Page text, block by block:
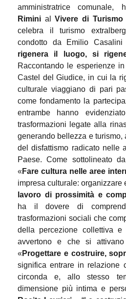
amministratrice comunale,
Rimini alVivere di Turismo
celebra il turismo
condotto da Emilio
rigenera il luogo, si
Raccontando le esperienze
Castel del Giudice, in cui la
culturale viaggiano di pari
come fondamento la
entrambe hanno
trasformazioni legate alla
generando bellezza e turismo,
del disfattismo radicato nelle
Paese.Come sottolineato da
« Fare cultura nelle aree
impresa culturale: organizzare
lavoro di prossimità e
ha il dovere di
trasformazioni sociali che
della percezione collettiva e
avvertono e che si
« Progettare e costruire,
significa entrare in relazione
circonda e, allo stesso
dimensione più intima e